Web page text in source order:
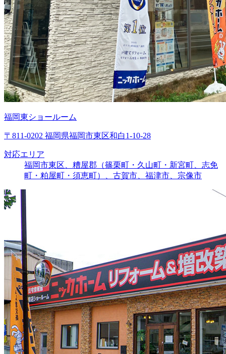
福岡東ショールーム
〒811-0202 福岡県福岡市東区和白1-10-28
対応エリア
福岡市東区、糟屋郡（篠栗町・久山町・新宮町、志免
町・粕屋町・須恵町）、古賀市、福津市、宗像市